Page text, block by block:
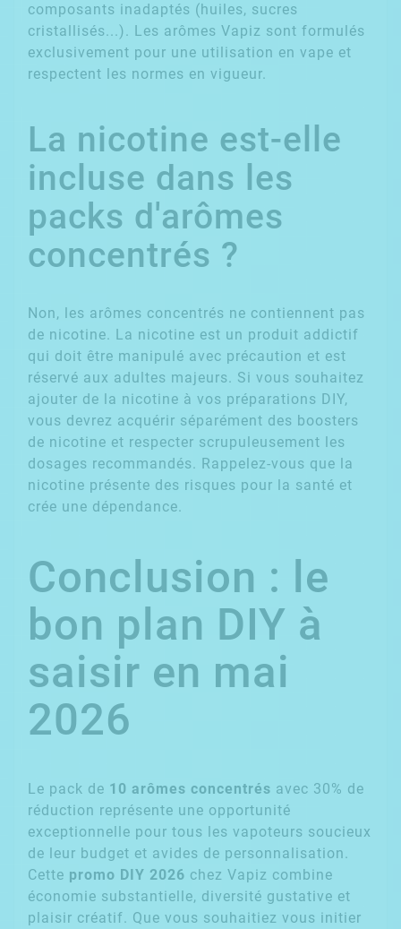
composants inadaptés (huiles, sucres
cristallisés...). Les arômes Vapiz sont formulés
exclusivement pour une utilisation en vape et
respectent les normes en vigueur.
La nicotine est-elle
incluse dans les
packs d'arômes
concentrés ?
Non, les arômes concentrés ne contiennent pas
de nicotine. La nicotine est un produit addictif
qui doit être manipulé avec précaution et est
réservé aux adultes majeurs. Si vous souhaitez
ajouter de la nicotine à vos préparations DIY,
vous devrez acquérir séparément des boosters
de nicotine et respecter scrupuleusement les
dosages recommandés. Rappelez-vous que la
nicotine présente des risques pour la santé et
crée une dépendance.
Conclusion : le
bon plan DIY à
saisir en mai
2026
Le pack de 10 arômes concentrés avec 30% de
réduction représente une opportunité
exceptionnelle pour tous les vapoteurs soucieux
de leur budget et avides de personnalisation.
Cette promo DIY 2026 chez Vapiz combine
économie substantielle, diversité gustative et
plaisir créatif. Que vous souhaitiez vous initier